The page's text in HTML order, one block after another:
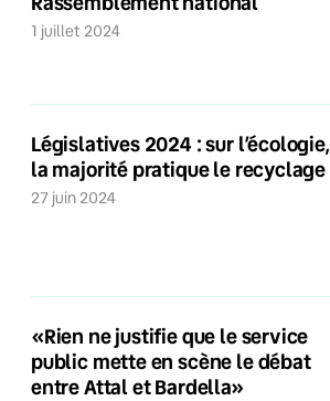
1 juillet 2024
Législatives 2024 : sur l’écologie,
la majorité pratique le recyclage
27 juin 2024
«Rien ne justifie que le service
public mette en scène le débat
entre Attal et Bardella»